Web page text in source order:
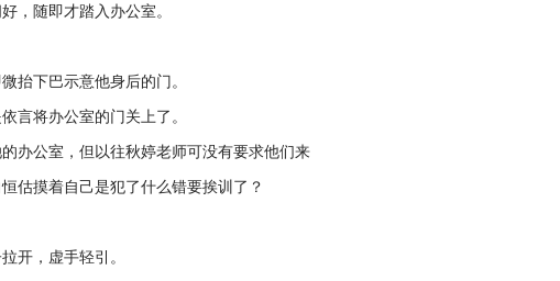
随即才踏入办公室。
下巴示意他身后的门。
将办公室的门关上了。
公室，但以往秋婷老师可没有要求他们来
估摸着自己是犯了什么错要挨训了？
，虚手轻引。